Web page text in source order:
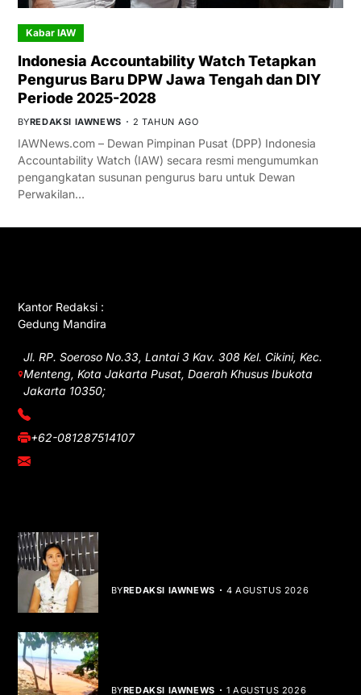
Kabar IAW
Indonesia Accountability Watch Tetapkan
Pengurus Baru DPW Jawa Tengah dan DIY
Periode 2025-2028
BYREDAKSI IAWNEWS 2 TAHUN AGO
IAWNews.com – Dewan Pimpinan Pusat (DPP) Indonesia
Accountability Watch (IAW) secara resmi mengumumkan
pengangkatan susunan pengurus baru untuk Dewan
Perwakilan…
Kantor Redaksi :
Gedung Mandira
Jl. RP. Soeroso No.33, Lantai 3 Kav. 308 Kel. Cikini, Kec.
Menteng, Kota Jakarta Pusat, Daerah Khusus Ibukota
Jakarta 10350;
(021) 3908026
+62-081287514107
adm@iawnews.com
BYREDAKSI IAWNEWS 4 AGUSTUS 2026
BYREDAKSI IAWNEWS 1 AGUSTUS 2026